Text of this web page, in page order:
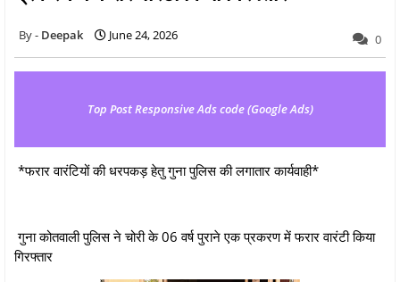
Deepak June 24, 2026 0
Top Post Responsive Ads code (Google Ads)
*फरार वारंटियों की धरपकड़ हेतु गुना पुलिस की लगातार कार्यवाही*
गुना कोतवाली पुलिस ने चोरी के 06 वर्ष पुराने एक प्रकरण में फरार वारंटी किया
गिरफ्तार